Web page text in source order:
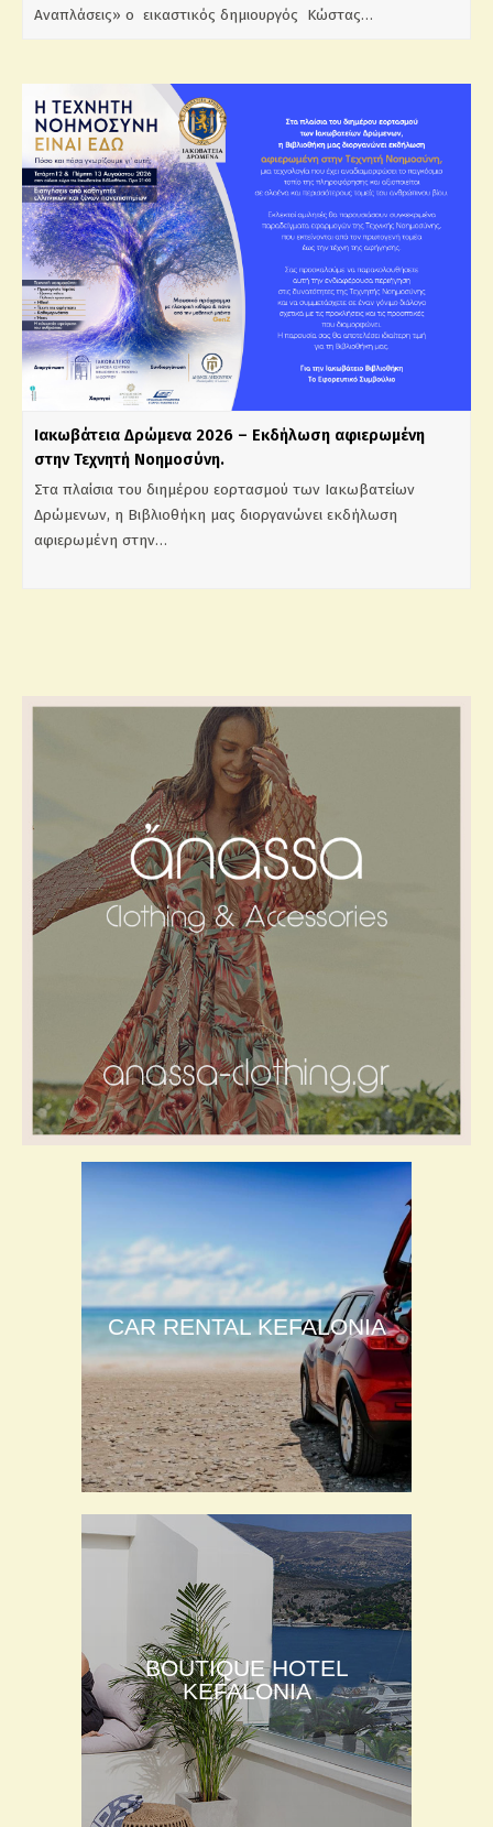
Αναπλάσεις» ο εικαστικός δημιουργός Κώστας…
Ιακωβάτεια Δρώμενα 2026 – Εκδήλωση αφιερωμένη
στην Τεχνητή Νοημοσύνη.
Στα πλαίσια του διημέρου εορτασμού των Ιακωβατείων
Δρώμενων, η Βιβλιοθήκη μας διοργανώνει εκδήλωση
αφιερωμένη στην…
CAR RENTAL KEFALONIA
BOUTIQUE HOTEL
KEFALONIA